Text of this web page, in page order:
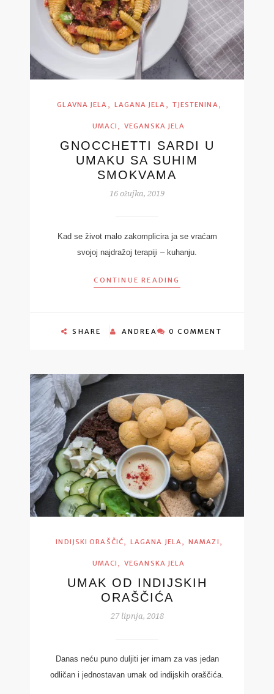
GLAVNA JELA , LAGANA JELA , TJESTENINA ,
UMACI , VEGANSKA JELA
GNOCCHETTI SARDI U
UMAKU SA SUHIM
SMOKVAMA
16 ožujka, 2019
Kad se život malo zakomplicira ja se vraćam
svojoj najdražoj terapiji – kuhanju.
CONTINUE READING
SHARE ANDREA 0 COMMENT
INDIJSKI ORAŠČIĆ, LAGANA JELA, NAMAZI ,
UMACI , VEGANSKA JELA
UMAK OD INDIJSKIH
ORAŠČIĆA
27 lipnja, 2018
Danas neću puno duljiti jer imam za vas jedan
odličan i jednostavan umak od indijskih oraščića.